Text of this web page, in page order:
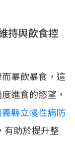
持與飲食控
暴飲暴食，這
進食的慾望，
義縣立慢性病防
有助於提升整